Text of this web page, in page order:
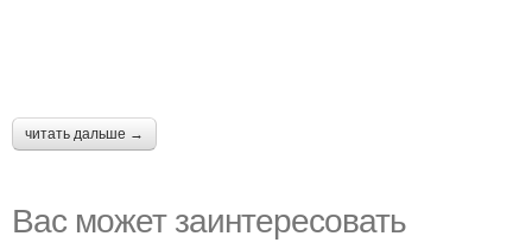
читать дальше →
Вас может заинтересовать